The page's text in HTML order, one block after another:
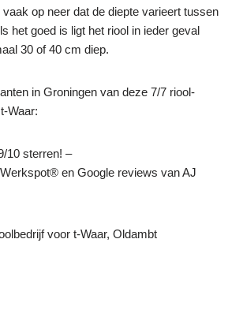
op neer dat de diepte varieert tussen
het goed is ligt het riool in ieder geval
30 of 40 cm diep.
in Groningen van deze 7/7 riool-
Waar:
10 sterren! –
Werkspot® en Google reviews van AJ
voor t-Waar, Oldambt